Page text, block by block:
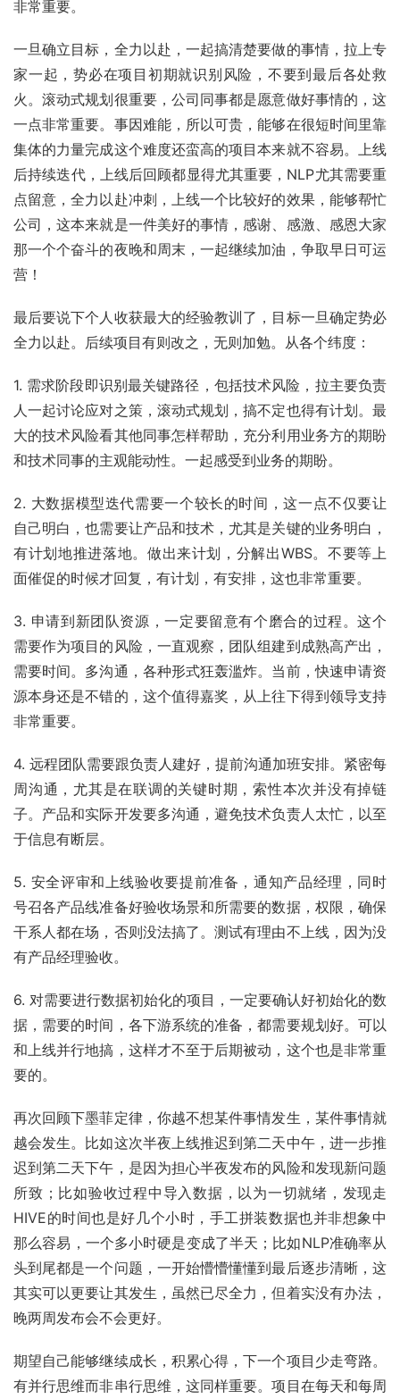
非常重要。
一旦确立目标，全力以赴，一起搞清楚要做的事情，拉上专
家一起，势必在项目初期就识别风险，不要到最后各处救
火。滚动式规划很重要，公司同事都是愿意做好事情的，这
一点非常重要。事因难能，所以可贵，能够在很短时间里靠
集体的力量完成这个难度还蛮高的项目本来就不容易。上线
后持续迭代，上线后回顾都显得尤其重要，NLP尤其需要重
点留意，全力以赴冲刺，上线一个比较好的效果，能够帮忙
公司，这本来就是一件美好的事情，感谢、感激、感恩大家
那一个个奋斗的夜晚和周末，一起继续加油，争取早日可运
营！
最后要说下个人收获最大的经验教训了，目标一旦确定势必
全力以赴。后续项目有则改之，无则加勉。从各个纬度：
1. 需求阶段即识别最关键路径，包括技术风险，拉主要负责
人一起讨论应对之策，滚动式规划，搞不定也得有计划。最
大的技术风险看其他同事怎样帮助，充分利用业务方的期盼
和技术同事的主观能动性。一起感受到业务的期盼。
2. 大数据模型迭代需要一个较长的时间，这一点不仅要让
自己明白，也需要让产品和技术，尤其是关键的业务明白，
有计划地推进落地。做出来计划，分解出WBS。不要等上
面催促的时候才回复，有计划，有安排，这也非常重要。
3. 申请到新团队资源，一定要留意有个磨合的过程。这个
需要作为项目的风险，一直观察，团队组建到成熟高产出，
需要时间。多沟通，各种形式狂轰滥炸。当前，快速申请资
源本身还是不错的，这个值得嘉奖，从上往下得到领导支持
非常重要。
4. 远程团队需要跟负责人建好，提前沟通加班安排。紧密每
周沟通，尤其是在联调的关键时期，索性本次并没有掉链
子。产品和实际开发要多沟通，避免技术负责人太忙，以至
于信息有断层。
5. 安全评审和上线验收要提前准备，通知产品经理，同时
号召各产品线准备好验收场景和所需要的数据，权限，确保
干系人都在场，否则没法搞了。测试有理由不上线，因为没
有产品经理验收。
6. 对需要进行数据初始化的项目，一定要确认好初始化的数
据，需要的时间，各下游系统的准备，都需要规划好。可以
和上线并行地搞，这样才不至于后期被动，这个也是非常重
要的。
再次回顾下墨菲定律，你越不想某件事情发生，某件事情就
越会发生。比如这次半夜上线推迟到第二天中午，进一步推
迟到第二天下午，是因为担心半夜发布的风险和发现新问题
所致；比如验收过程中导入数据，以为一切就绪，发现走
HIVE的时间也是好几个小时，手工拼装数据也并非想象中
那么容易，一个多小时硬是变成了半天；比如NLP准确率从
头到尾都是一个问题，一开始懵懵懂懂到最后逐步清晰，这
其实可以更要让其发生，虽然已尽全力，但着实没有办法，
晚两周发布会不会更好。
期望自己能够继续成长，积累心得，下一个项目少走弯路。
有并行思维而非串行思维，这同样重要。项目在每天和每周